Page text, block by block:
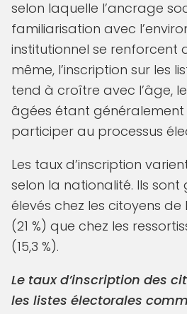
selon laquelle l’ancrage
familiarisation avec
institutionnel se renforcent
même, l’inscription sur les
tend à croître avec l’âge,
âgées étant généralement
participer au processus
Les taux d’inscription
selon la nationalité. Ils
élevés chez les citoyens de
(21 %) que chez les
(15,3 %).
Le taux d’inscription des
les listes électorales